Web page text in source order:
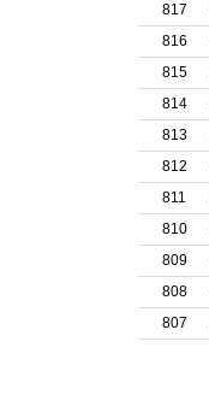
817
816
815
814
813
812
811
810
809
808
807